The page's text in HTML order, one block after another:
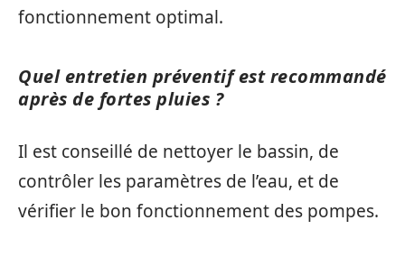
fonctionnement optimal.
Quel entretien préventif est recommandé
après de fortes pluies ?
Il est conseillé de nettoyer le bassin, de
contrôler les paramètres de l’eau, et de
vérifier le bon fonctionnement des pompes.